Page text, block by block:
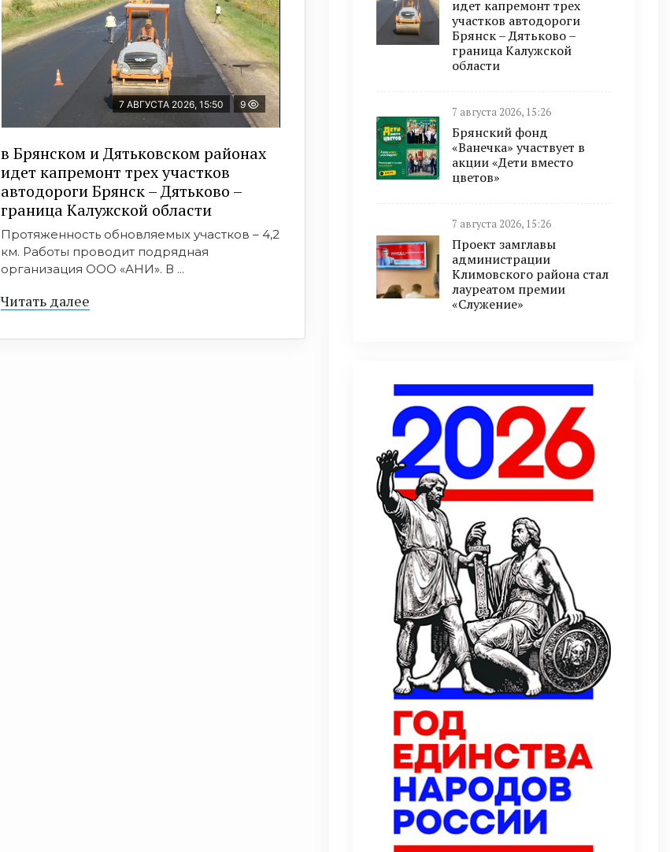
7 АВГУСТА 2026, 15:50 9
в Брянском и Дятьковском районах
идет капремонт трех участков
автодороги Брянск – Дятьково –
граница Калужской области
Протяженность обновляемых участков – 4,2
км. Работы проводит подрядная
организация ООО «АНИ». В ...
Читать далее
идет капремонт трех
участков автодороги
Брянск – Дятьково –
граница Калужской
области
7 августа 2026, 15:26
Брянский фонд
«Ванечка» участвует в
акции «Дети вместо
цветов»
7 августа 2026, 15:26
Проект замглавы
администрации
Климовского района стал
лауреатом премии
«Служение»